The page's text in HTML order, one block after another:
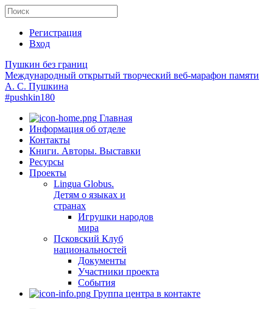
Регистрация
Вход
Пушкин без границ
Международный открытый творческий веб-марафон памяти
А. С. Пушкина
#pushkin180
Главная
Информация об отделе
Контакты
Книги. Авторы. Выставки
Ресурсы
Проекты
Lingua Globus.
Детям о языках и
странах
Игрушки народов
мира
Псковский Клуб
национальностей
Документы
Участники проекта
События
Группа центра в контакте